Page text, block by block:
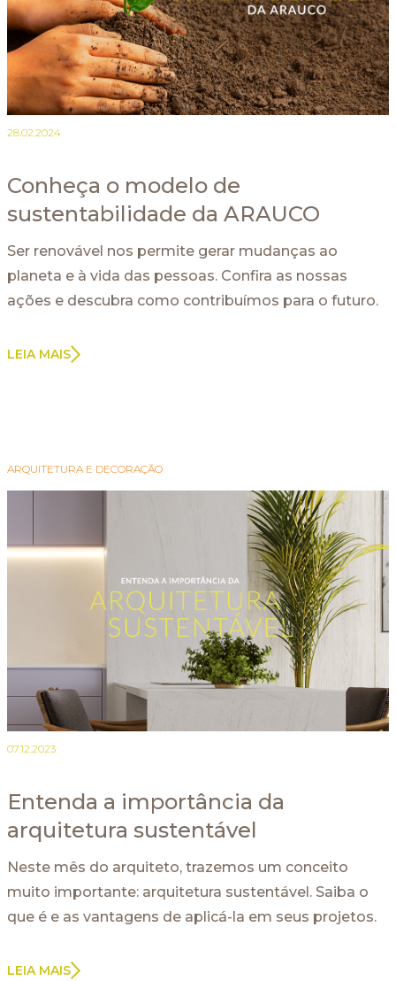
28.02.2024
Conheça o modelo de
sustentabilidade da ARAUCO
Ser renovável nos permite gerar mudanças ao
planeta e à vida das pessoas. Confira as nossas
ações e descubra como contribuímos para o futuro.
LEIA MAIS
ARQUITETURA E DECORAÇÃO
07.12.2023
Entenda a importância da
arquitetura sustentável
Neste mês do arquiteto, trazemos um conceito
muito importante: arquitetura sustentável. Saiba o
que é e as vantagens de aplicá-la em seus projetos.
LEIA MAIS